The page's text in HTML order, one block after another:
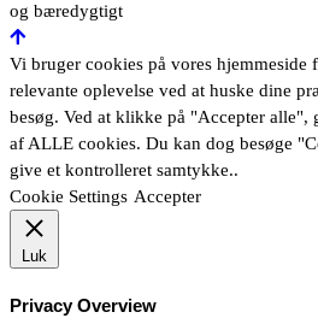
og bæredygtigt
Vi bruger cookies på vores hjemmeside
relevante oplevelse ved at huske dine
besøg. Ved at klikke på "Accepter
af ​​ALLE cookies. Du kan dog besøge
give et kontrolleret samtykke..
Cookie Settings Accepter
Luk
Privacy Overview